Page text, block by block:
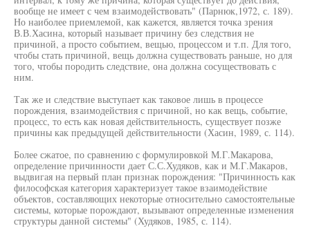
вообще не имеет с чем взаимодействовать" (Парнюк,1972, с. 189).
Но наиболее приемлемой, как кажется, является точка зрения
В.В.Хасина, который называет причину без следствия не
причиной, а просто событием, вещью, процессом и т.п. Для того,
чтобы стать причиной, вещь должна существовать раньше, но для
того, чтобы породить следствие, она должна сосуществовать с
ним.
Так же и следствие выступает как таковое лишь в процессе
порождения, взаимодействия с причиной, но как вещь, событие,
процесс, то есть как новая действительность, существует позже
причины как предыдущей действительности (Хасин, 1989, с. 114).
Более сжатое, по сравнению с формулировкой М.Г.Макарова,
определение причинности дает С.С.Худяков, как и М.Г.Макаров,
выдвигая на первый план признак порождения: "Причинность как
философская категория характеризует такое взаимодействие
объектов, составляющих некоторые относительно самостоятельные
системы, которые порождают, вызывают определенные изменения
структуры данной системы" (Худяков, 1985, с. 114).